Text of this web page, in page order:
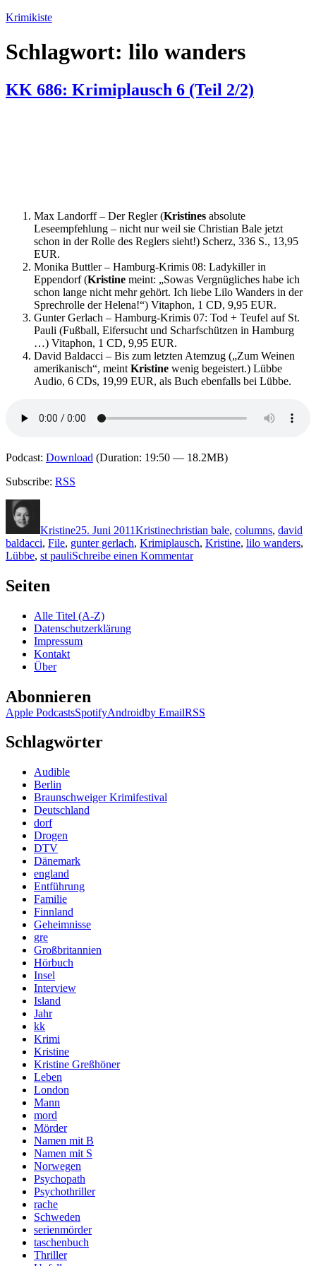
Zum
springen
Krimikiste
Schlagwort: lilo wanders
KK 686: Krimiplausch 6 (Teil 2/2)
Max Landorff – Der Regler (Kristines absolute
Leseempfehlung – nicht nur weil sie Christian Bale jetzt
schon in der Rolle des Reglers sieht!) Scherz, 336 S., 13,95
EUR.
Monika Buttler – Hamburg-Krimis 08: Ladykiller in
Eppendorf (Kristine meint: „Sowas Vergnügliches habe ich
schon lange nicht mehr gehört. Ich liebe Lilo Wanders in der
Sprechrolle der Helena!“) Vitaphon, 1 CD, 9,95 EUR.
Gunter Gerlach – Hamburg-Krimis 07: Tod + Teufel auf St.
Pauli (Fußball, Eifersucht und Scharfschützen in Hamburg
…) Vitaphon, 1 CD, 9,95 EUR.
David Baldacci – Bis zum letzten Atemzug („Zum Weinen
amerikanisch“, meint Kristine wenig begeistert.) Lübbe
Audio, 6 CDs, 19,99 EUR, als Buch ebenfalls bei Lübbe.
Podcast: Download (Duration: 19:50 — 18.2MB)
Subscribe: RSS
Kristine25. Juni 2011Kristinechristian bale, columns, david
baldacci, File, gunter gerlach, Krimiplausch, Kristine, lilo wanders,
Lübbe, st pauliSchreibe einen Kommentarzu
Seiten
Alle Titel (A-Z)
Datenschutzerklärung
Impressum
Kontakt
Über
Abonnieren
Apple PodcastsSpotifyAndroidby EmailRSS
Schlagwörter
Audible
Berlin
Braunschweiger Krimifestival
Deutschland
dorf
Drogen
DTV
Dänemark
england
Entführung
Familie
Finnland
Geheimnisse
gre
Großbritannien
Hörbuch
Insel
Interview
Island
Jahr
kk
Krimi
Kristine
Kristine Greßhöner
Leben
London
Mann
mord
Mörder
Namen mit B
Namen mit S
Norwegen
Psychopath
Psychothriller
rache
Schweden
serienmörder
taschenbuch
Thriller